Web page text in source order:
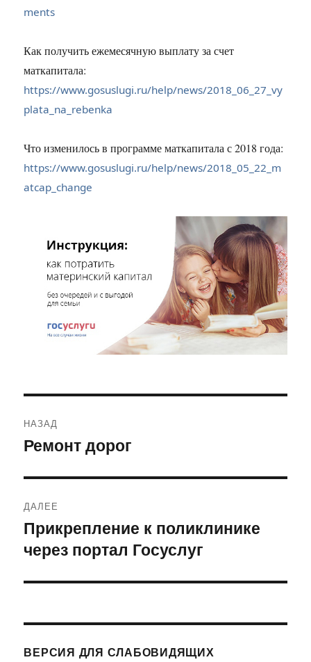
ments
Как получить ежемесячную выплату за счет
маткапитала:
https://www.gosuslugi.ru/help/news/2018_06_27_vy
plata_na_rebenka
Что изменилось в программе маткапитала с 2018 года:
https://www.gosuslugi.ru/help/news/2018_05_22_m
atcap_change
по
НАЗАД
Предыдущая
Ремонт дорог
ДАЛЕЕ
Следующая
запись:
Прикрепление к поликлинике
через портал Госуслуг
ВЕРСИЯ ДЛЯ СЛАБОВИДЯЩИХ